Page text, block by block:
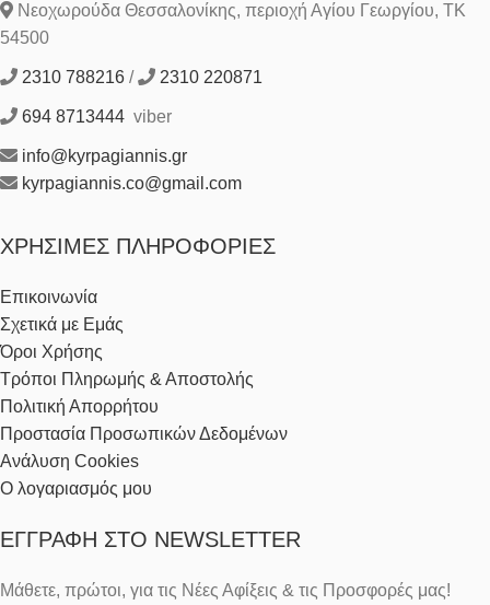
Νεοχωρούδα Θεσσαλονίκης, περιοχή Αγίου Γεωργίου, ΤΚ
54500
2310 788216 / 2310 220871
694 8713444 viber
info@kyrpagiannis.gr
kyrpagiannis.co@gmail.com
ΧΡΉΣΙΜΕΣ ΠΛΗΡΟΦΟΡΊΕΣ
Επικοινωνία
Σχετικά με Εμάς
Όροι Χρήσης
Τρόποι Πληρωμής & Αποστολής
Πολιτική Απορρήτου
Προστασία Προσωπικών Δεδομένων
Ανάλυση Cookies
Ο λογαριασμός μου
ΕΓΓΡΑΦΉ ΣΤΟ NEWSLETTER
Μάθετε, πρώτοι, για τις Νέες Αφίξεις & τις Προσφορές μας!